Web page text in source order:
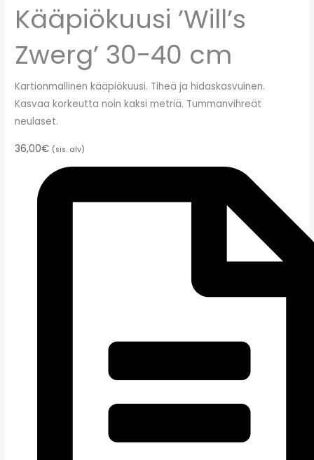
Kääpiökuusi ’Will’s
Zwerg’ 30-40 cm
Kartionmallinen kääpiökuusi. Tiheä ja hidaskasvuinen.
Kasvaa korkeutta noin kaksi metriä. Tummanvihreät
neulaset.
36,00€ (sis. alv)